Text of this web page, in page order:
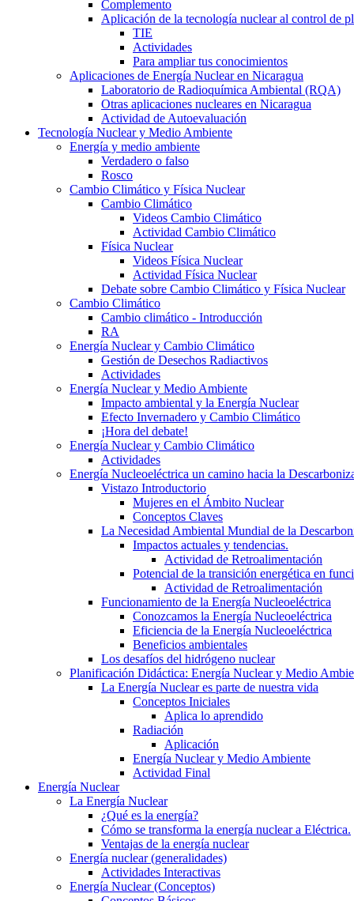
Complemento
Aplicación de la tecnología nuclear al control de
TIE
Actividades
Para ampliar tus conocimientos
Aplicaciones de Energía Nuclear en Nicaragua
Laboratorio de Radioquímica Ambiental (RQA)
Otras aplicaciones nucleares en Nicaragua
Actividad de Autoevaluación
Tecnología Nuclear y Medio Ambiente
Energía y medio ambiente
Verdadero o falso
Rosco
Cambio Climático y Física Nuclear
Cambio Climático
Videos Cambio Climático
Actividad Cambio Climático
Física Nuclear
Videos Física Nuclear
Actividad Física Nuclear
Debate sobre Cambio Climático y Física Nuclear
Cambio Climático
Cambio climático - Introducción
RA
Energía Nuclear y Cambio Climático
Gestión de Desechos Radiactivos
Actividades
Energía Nuclear y Medio Ambiente
Impacto ambiental y la Energía Nuclear
Efecto Invernadero y Cambio Climático
¡Hora del debate!
Energía Nuclear y Cambio Climático
Actividades
Energía Nucleoeléctrica un camino hacia la
Vistazo Introductorio
Mujeres en el Ámbito Nuclear
Conceptos Claves
La Necesidad Ambiental Mundial de la
Impactos actuales y tendencias.
Actividad de Retroalimentación
Potencial de la transición energética en
Actividad de Retroalimentación
Funcionamiento de la Energía Nucleoeléctrica
Conozcamos la Energía Nucleoeléctrica
Eficiencia de la Energía Nucleoeléctrica
Beneficios ambientales
Los desafíos del hidrógeno nuclear
Planificación Didáctica: Energía Nuclear y Medio
La Energía Nuclear es parte de nuestra vida
Conceptos Iniciales
Aplica lo aprendido
Radiación
Aplicación
Energía Nuclear y Medio Ambiente
Actividad Final
Energía Nuclear
La Energía Nuclear
¿Qué es la energía?
Cómo se transforma la energía nuclear a Eléctrica.
Ventajas de la energía nuclear
Energía nuclear (generalidades)
Actividades Interactivas
Energía Nuclear (Conceptos)